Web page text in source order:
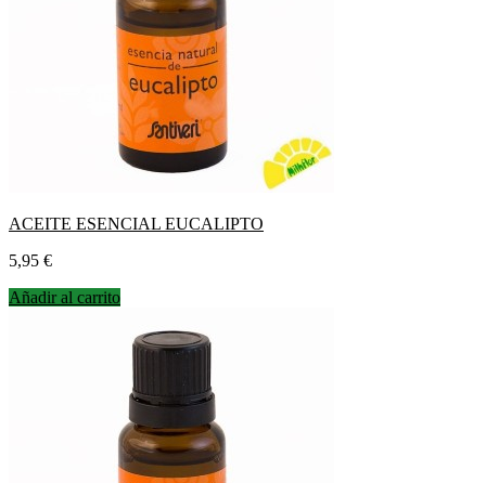
ACEITE ESENCIAL EUCALIPTO
Precio
5,95 €
Añadir al carrito